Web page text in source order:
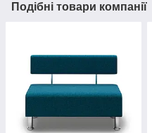
Подібні товари компанії